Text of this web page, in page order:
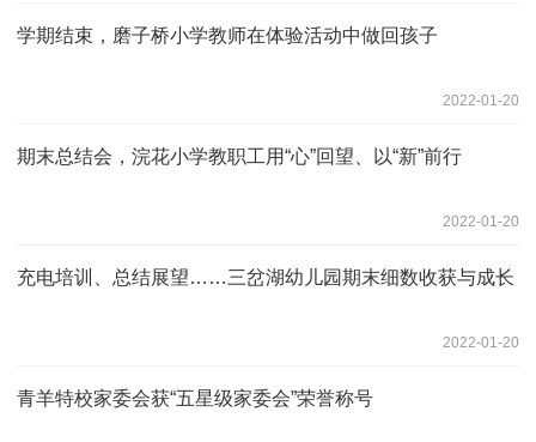
学期结束，磨子桥小学教师在体验活动中做回孩子
2022-01-20
期末总结会，浣花小学教职工用“心”回望、以“新”前行
2022-01-20
充电培训、总结展望……三岔湖幼儿园期末细数收获与成长
2022-01-20
青羊特校家委会获“五星级家委会”荣誉称号